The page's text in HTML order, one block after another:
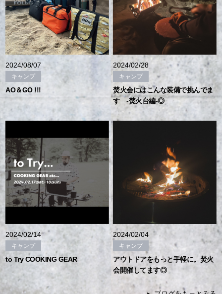
2024/08/07
キャンプ
AO＆GO !!!
2024/02/28
キャンプ
焚火会にはこんな装備で挑んでま
す -焚火台編-◎
2024/02/14
キャンプ
to Try COOKING GEAR
2024/02/04
キャンプ
アウトドアをもっと手軽に。焚火
会開催してます◎